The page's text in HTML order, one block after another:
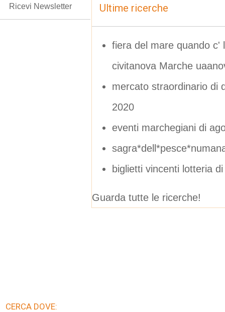
Ultime ricerche
fiera del mare quando c'
civitanova Marche
mercato straordinario di
2020
eventi marchegiani di
biglietti vincenti lotteria
Guarda tutte le ricerche!
Ricevi Newsletter
CERCA DOVE: